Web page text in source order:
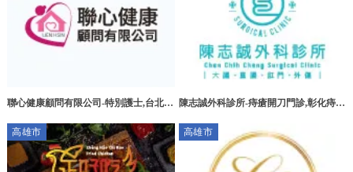
聯心健康顧問有限公司-特別護士,台北特
陳志誠外科診所-痔瘡開刀門診,彰化痔瘡
高雄市
高雄市